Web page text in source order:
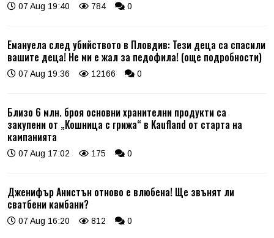
07 Aug 19:40 784 0
Емануела след убийството в Пловдив: Тези деца са спасили
вашите деца! Не ми е жал за педофила! (още подробности)
07 Aug 19:36 12166 0
Близо 6 млн. броя основни хранителни продукти са
закупени от „Кошница с грижа“ в Kaufland от старта на
кампанията
07 Aug 17:02 175 0
Дженифър Анистън отново е влюбена! Ще звънят ли
сватбени камбани?
07 Aug 16:20 812 0